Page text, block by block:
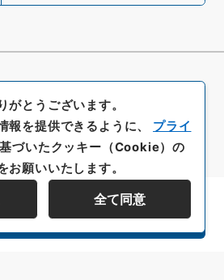
群階層を表示する
がとうございます。
報を提供できるように、 プライ
づいたクッキー（Cookie）の
お願いいたします。
全て同意